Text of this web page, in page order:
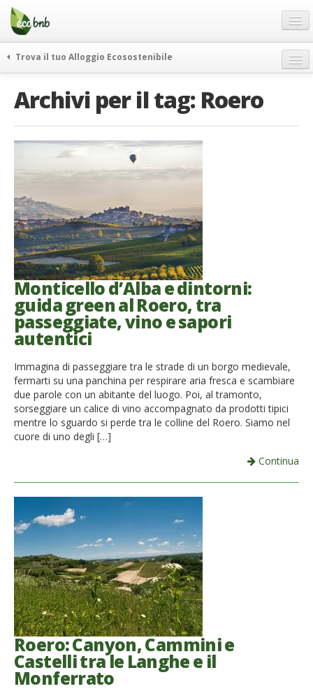
Menu
Salta
contenuto
Offerte Speciali
Regali
FAQ
Chi Siamo
Partner
Contatti
Italiano
German
English
Spanish
French
Italiano
Trova il tuo Alloggio Ecosostenibile
itinerari
vivere e viaggiare verde
rassegna stampa
Archivi per il tag: Roero
Monticello d’Alba e dintorni:
guida green al Roero, tra
passeggiate, vino e sapori
autentici
Immagina di passeggiare tra le strade di un borgo medievale,
fermarti su una panchina per respirare aria fresca e scambiare
due parole con un abitante del luogo. Poi, al tramonto,
sorseggiare un calice di vino accompagnato da prodotti tipici
mentre lo sguardo si perde tra le colline del Roero. Siamo nel
cuore di uno degli […]
Continua
Roero: Canyon, Cammini e
Castelli tra le Langhe e il
Monferrato